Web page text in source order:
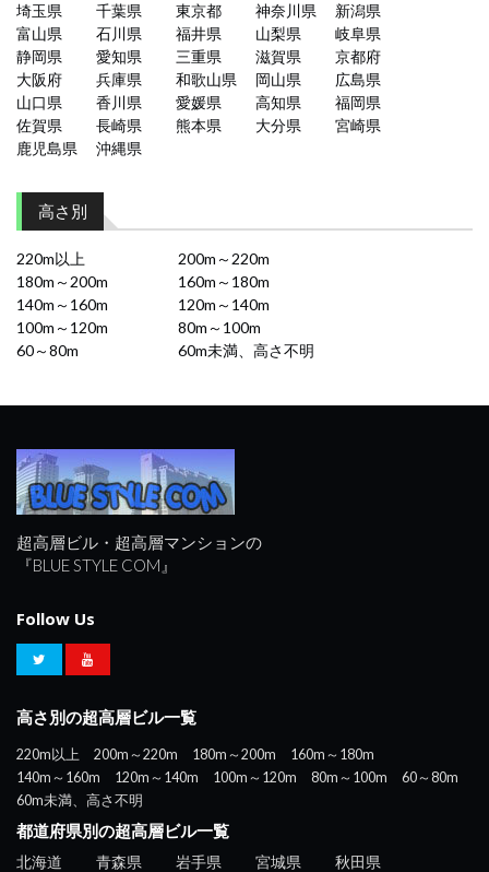
埼玉県
千葉県 東京都 神奈川県
新潟県
富山県
石川県 福井県 山梨県
岐阜県
静岡県
愛知県 三重県 滋賀県
京都府
大阪府
兵庫県 和歌山県 岡山県
広島県
山口県
香川県 愛媛県 高知県
福岡県
佐賀県
長崎県 熊本県 大分県
宮崎県
鹿児島県
沖縄県
高さ別
220m以上
200m～220m
180m～200m
160m～180m
140m～160m
120m～140m
100m～120m
80m～100m
60～80m
60m未満、高さ不明
超高層ビル・超高層マンションの
『BLUE STYLE COM』
Follow Us
高さ別の超高層ビル一覧
220m以上 200m～220m 180m～200m
160m～180m
140m～160m
120m～140m 100m～120m 80m～100m
60～80m
60m未満、高さ不明
都道府県別の超高層ビル一覧
北海道 青森県 岩手県 宮城県
秋田県